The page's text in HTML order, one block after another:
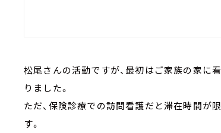
松尾さんの活動ですが、最初はご家族の家に
りました。
ただ、保険診療での訪問看護だと滞在時間が
す。